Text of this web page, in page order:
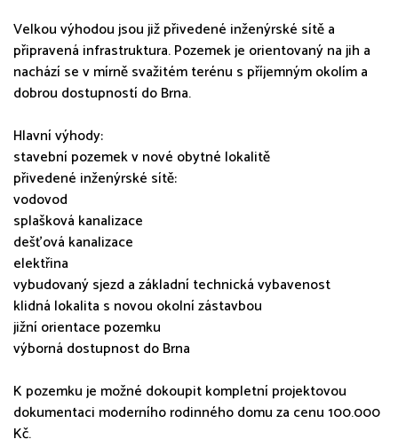
Velkou výhodou jsou již přivedené inženýrské sítě a
připravená infrastruktura. Pozemek je orientovaný na jih a
nachází se v mírně svažitém terénu s příjemným okolím a
dobrou dostupností do Brna.
Hlavní výhody:
stavební pozemek v nové obytné lokalitě
přivedené inženýrské sítě:
vodovod
splašková kanalizace
dešťová kanalizace
elektřina
vybudovaný sjezd a základní technická vybavenost
klidná lokalita s novou okolní zástavbou
jižní orientace pozemku
výborná dostupnost do Brna
K pozemku je možné dokoupit kompletní projektovou
dokumentaci moderního rodinného domu za cenu 100.000
Kč.